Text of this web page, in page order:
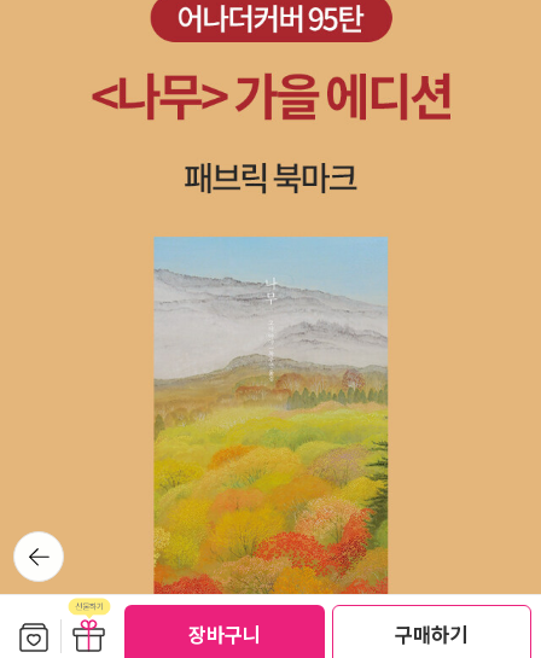
장바구니 구매하기
추억의 부활을 선사해 줄 터다. 이 독서가 마법이 아니라면 달리 무엇
뒤로가
기